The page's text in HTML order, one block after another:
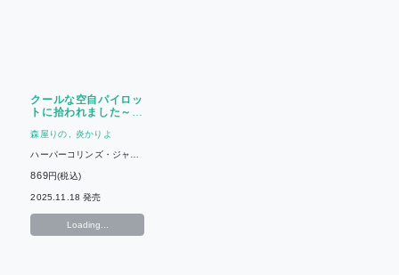
クールな空自パイロッ
トに拾われました～家
で!?～
森屋りの 炎かりよ
ハーパーコリンズ・ジャパ
869円(税込)
2025.11.18 発売
Loading...